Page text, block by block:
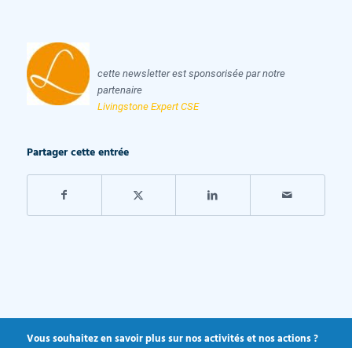
cette newsletter est sponsorisée par notre
partenaire
Livingstone Expert CSE
Partager cette entrée
Vous souhaitez en savoir plus sur nos activités et nos actions ?